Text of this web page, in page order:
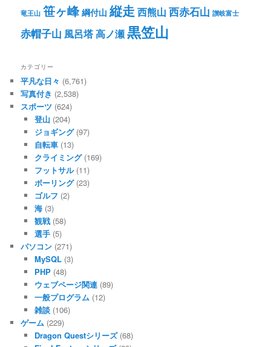
竜王山 笹ヶ峰 綱付山 縦走西熊山 西赤石山 讃岐富士
赤帽子山 風呂塔高ノ瀬黒笠山
カテゴリー
平凡な日々 (6,761)
写真付き (2,538)
スポーツ (624)
登山 (204)
ジョギング(97)
自転車(13)
クライミング(169)
フットサル(11)
ボーリング(23)
ゴルフ (2)
海(3)
観戦(58)
選手(5)
パソコン (271)
MySQL(3)
PHP(48)
ウェブページ関連(89)
一般プログラム(12)
雑談(106)
ゲーム (229)
Dragon Questシリーズ(68)